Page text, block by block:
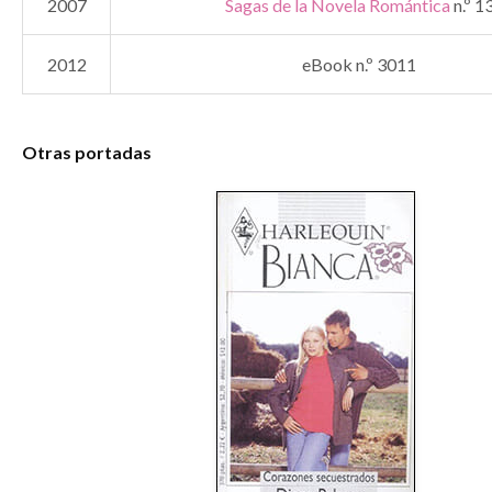
2007 Sagas de la Novela Romántica n.º
2012 eBook n.º 3011
Otras portadas